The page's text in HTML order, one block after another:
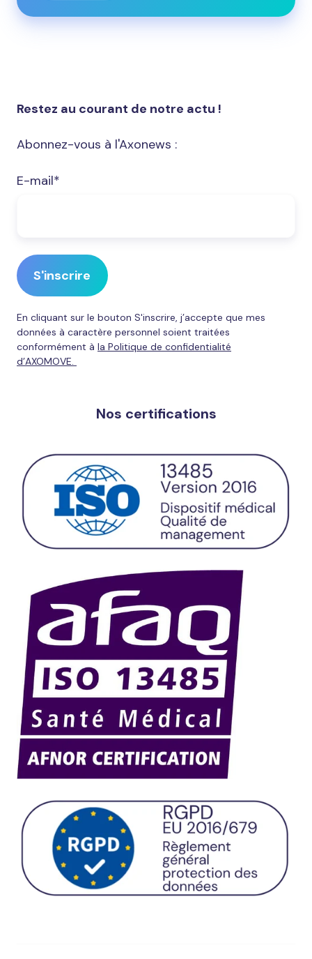
Restez au courant de notre actu !
Abonnez-vous à l'Axonews :
E-mail*
En cliquant sur le bouton S'inscrire, j’accepte que mes
données à caractère personnel soient traitées
conformément à la Politique de confidentialité
d’AXOMOVE.
Nos certifications